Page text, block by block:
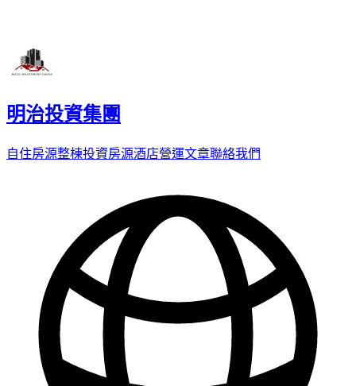
明治投資集團
自住房源整棟投資房源酒店營運文章聯絡我們